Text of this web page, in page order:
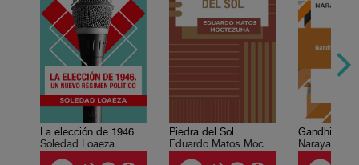
La elección de 1946. Un nuevo régimen político.
Soledad Loaeza
Piedra del Sol
Eduardo Matos Moctezuma
Gandhi
Narayan